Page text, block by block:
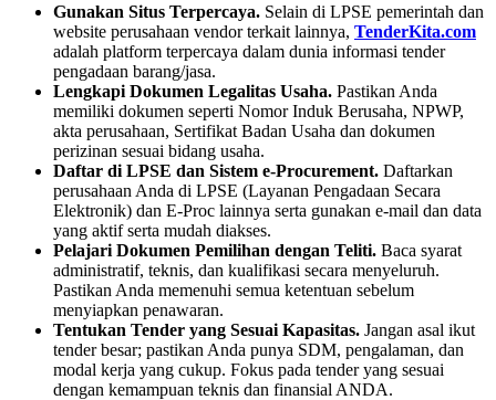
Gunakan Situs Terpercaya. Selain di LPSE pemerintah dan
website perusahaan vendor terkait lainnya, TenderKita.com
adalah platform terpercaya dalam dunia informasi tender
pengadaan barang/jasa.
Lengkapi Dokumen Legalitas Usaha. Pastikan Anda
memiliki dokumen seperti Nomor Induk Berusaha, NPWP,
akta perusahaan, Sertifikat Badan Usaha dan dokumen
perizinan sesuai bidang usaha.
Daftar di LPSE dan Sistem e-Procurement. Daftarkan
perusahaan Anda di LPSE (Layanan Pengadaan Secara
Elektronik) dan E-Proc lainnya serta gunakan e-mail dan data
yang aktif serta mudah diakses.
Pelajari Dokumen Pemilihan dengan Teliti. Baca syarat
administratif, teknis, dan kualifikasi secara menyeluruh.
Pastikan Anda memenuhi semua ketentuan sebelum
menyiapkan penawaran.
Tentukan Tender yang Sesuai Kapasitas. Jangan asal ikut
tender besar; pastikan Anda punya SDM, pengalaman, dan
modal kerja yang cukup. Fokus pada tender yang sesuai
dengan kemampuan teknis dan finansial ANDA.